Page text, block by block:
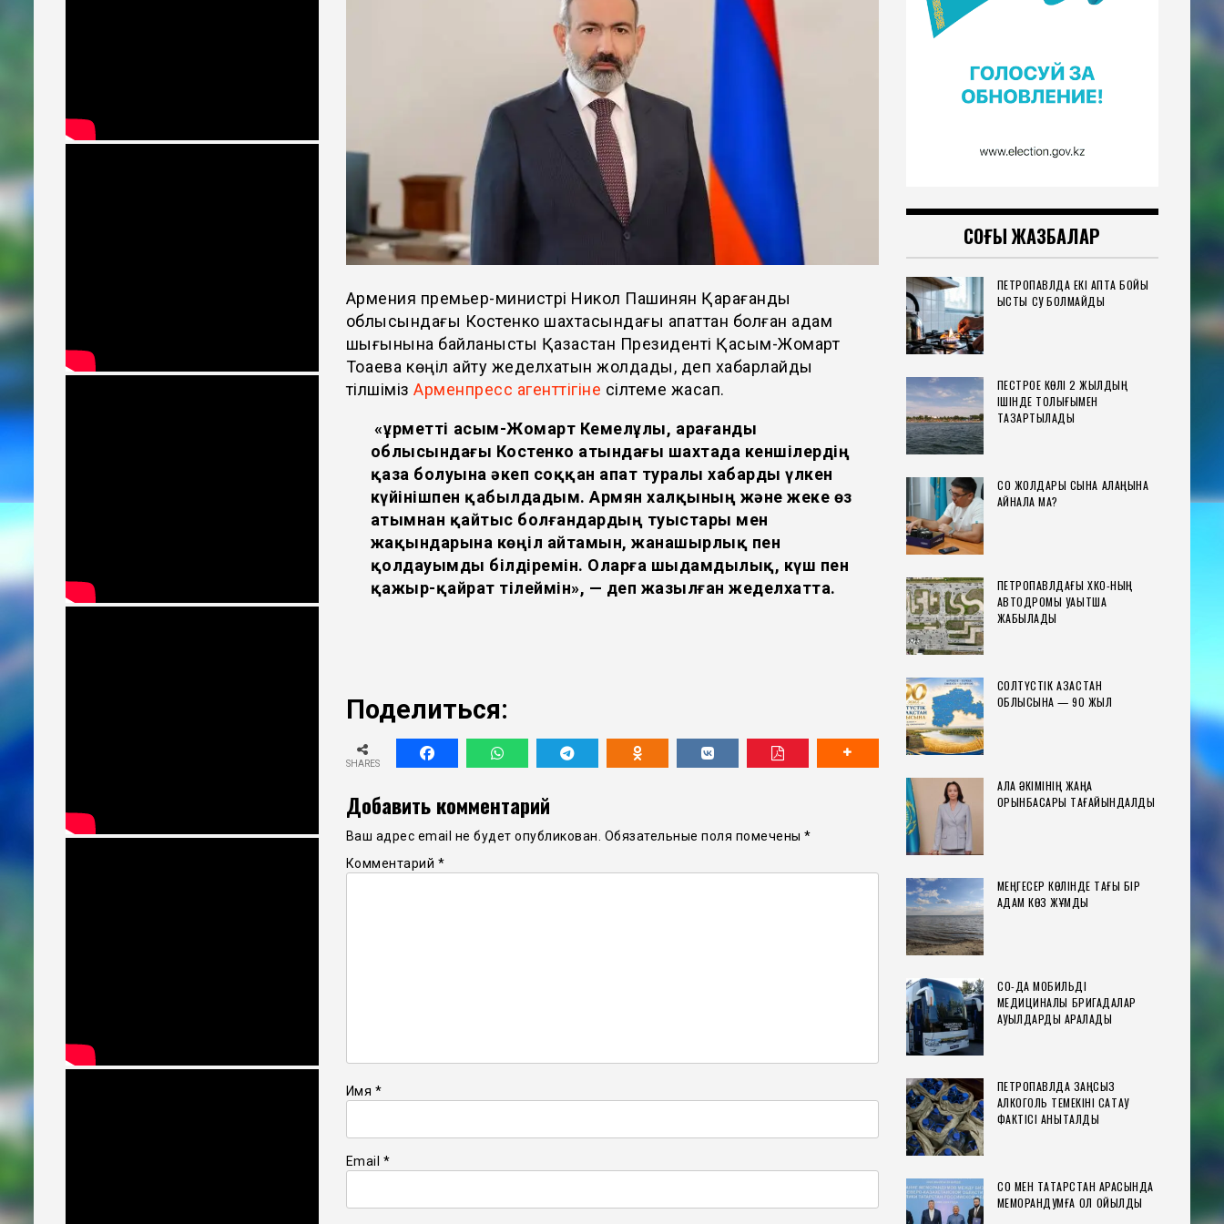
Армения премьер-министрі Никол Пашинян Қарағанды
облысындағы Костенко шахтасындағы апаттан болған адам
шығынына байланысты Қазақстан Президенті Қасым-Жомарт
Тоқаевқа көңіл айту жеделхатын жолдады, деп хабарлайды
тілшіміз Арменпресс агенттігіне сілтеме жасап.
«Құрметті Қасым-Жомарт Кемелұлы, Қарағанды
облысындағы Костенко атындағы шахтада кеншілердің
қаза болуына әкеп соққан апат туралы хабарды үлкен
күйінішпен қабылдадым. Армян халқының және жеке өз
атымнан қайтыс болғандардың туыстары мен
жақындарына көңіл айтамын, жанашырлық пен
қолдауымды білдіремін. Оларға шыдамдылық, күш пен
қажыр-қайрат тілеймін», — деп жазылған жеделхатта.
Поделиться:
SHARES
Добавить комментарий
Ваш адрес email не будет опубликован. Обязательные поля помечены *
Комментарий *
Имя *
Email *
СОҢҒЫ ЖАЗБАЛАР
ПЕТРОПАВЛДА ЕКІ АПТА БОЙЫ
ЫСТЫҚ СУ БОЛМАЙДЫ
ПЕСТРОЕ КӨЛІ 2 ЖЫЛДЫҢ
ІШІНДЕ ТОЛЫҒЫМЕН
ТАЗАРТЫЛАДЫ
СҚО ЖОЛДАРЫ СЫНАҚ АЛАҢЫНА
АЙНАЛА МА?
ПЕТРОПАВЛДАҒЫ ХҚКО-НЫҢ
АВТОДРОМЫ УАҚЫТША
ЖАБЫЛАДЫ
СОЛТҮСТІК ҚАЗАҚСТАН
ОБЛЫСЫНА — 90 ЖЫЛ
ҚАЛА ӘКІМІНІҢ ЖАҢА
ОРЫНБАСАРЫ ТАҒАЙЫНДАЛДЫ
МЕҢГЕСЕР КӨЛІНДЕ ТАҒЫ БІР
АДАМ КӨЗ ЖҰМДЫ
СҚО-ДА МОБИЛЬДІ
МЕДИЦИНАЛЫҚ БРИГАДАЛАР
АУЫЛДАРДЫ АРАЛАДЫ
ПЕТРОПАВЛДА ЗАҢСЫЗ
АЛКОГОЛЬ ТЕМЕКІНІ САҚТАУ
ФАКТІСІ АНЫҚТАЛДЫ
СҚО МЕН ТАТАРСТАН АРАСЫНДА
МЕМОРАНДУМҒА ҚОЛ ҚОЙЫЛДЫ